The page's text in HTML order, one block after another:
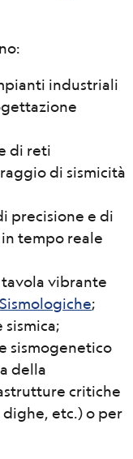
industriali
di reti
di sismicità
precisione e di
tempo reale
vibrante
;
sismogenetico
della
critiche
etc.) o per